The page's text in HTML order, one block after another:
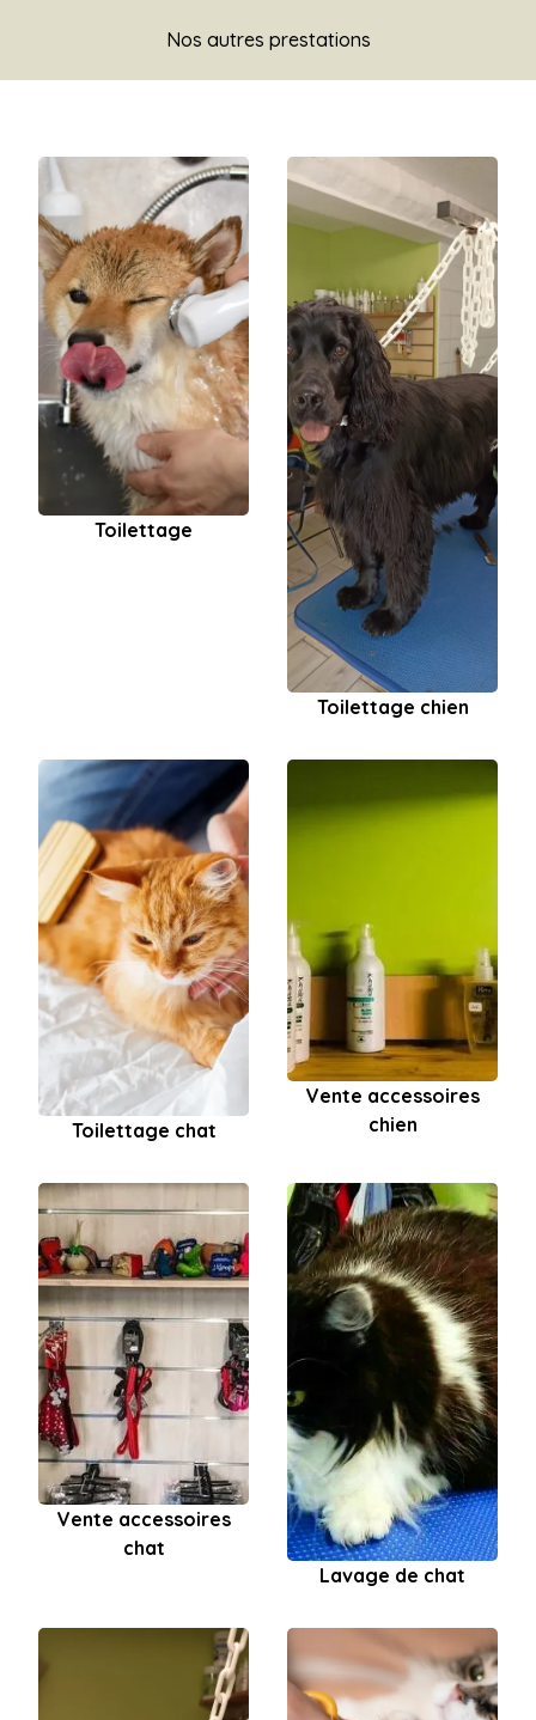
Nos autres prestations
Toilettage
Toilettage chien
Toilettage chat
Vente accessoires
chien
Vente accessoires
chat
Lavage de chat